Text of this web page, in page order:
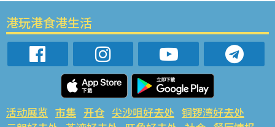
港玩港食港生活
活动展览 市集 开仓 尖沙咀好去处 铜锣湾好去处